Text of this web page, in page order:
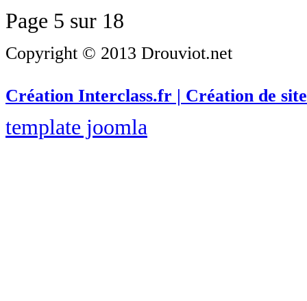
Page 5 sur 18
Copyright © 2013 Drouviot.net
Création Interclass.fr | Création de
template joomla